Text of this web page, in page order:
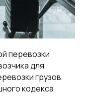
перевозки
для
грузов
кодекса